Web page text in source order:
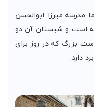
اما مدرسه میرزا ابوالحسن
علمیه است. این بنا ۲ طبقه است و شبستان آن دو
بزرگ که در روز برای
دارد.